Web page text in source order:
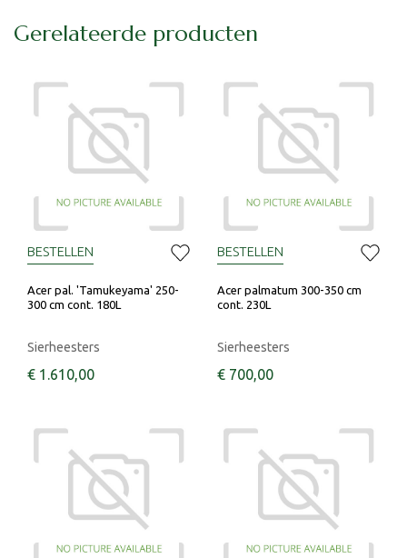
Gerelateerde producten
Acer pal. 'Tamukeyama' 250-
300 cm cont. 180L
Sierheesters
€ 1.610,00
BESTELLEN
Acer palmatum 300-350 cm
cont. 230L
Sierheesters
€ 700,00
BESTELLEN